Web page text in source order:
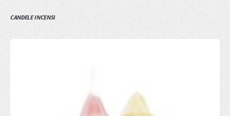
CANDELE INCENSI